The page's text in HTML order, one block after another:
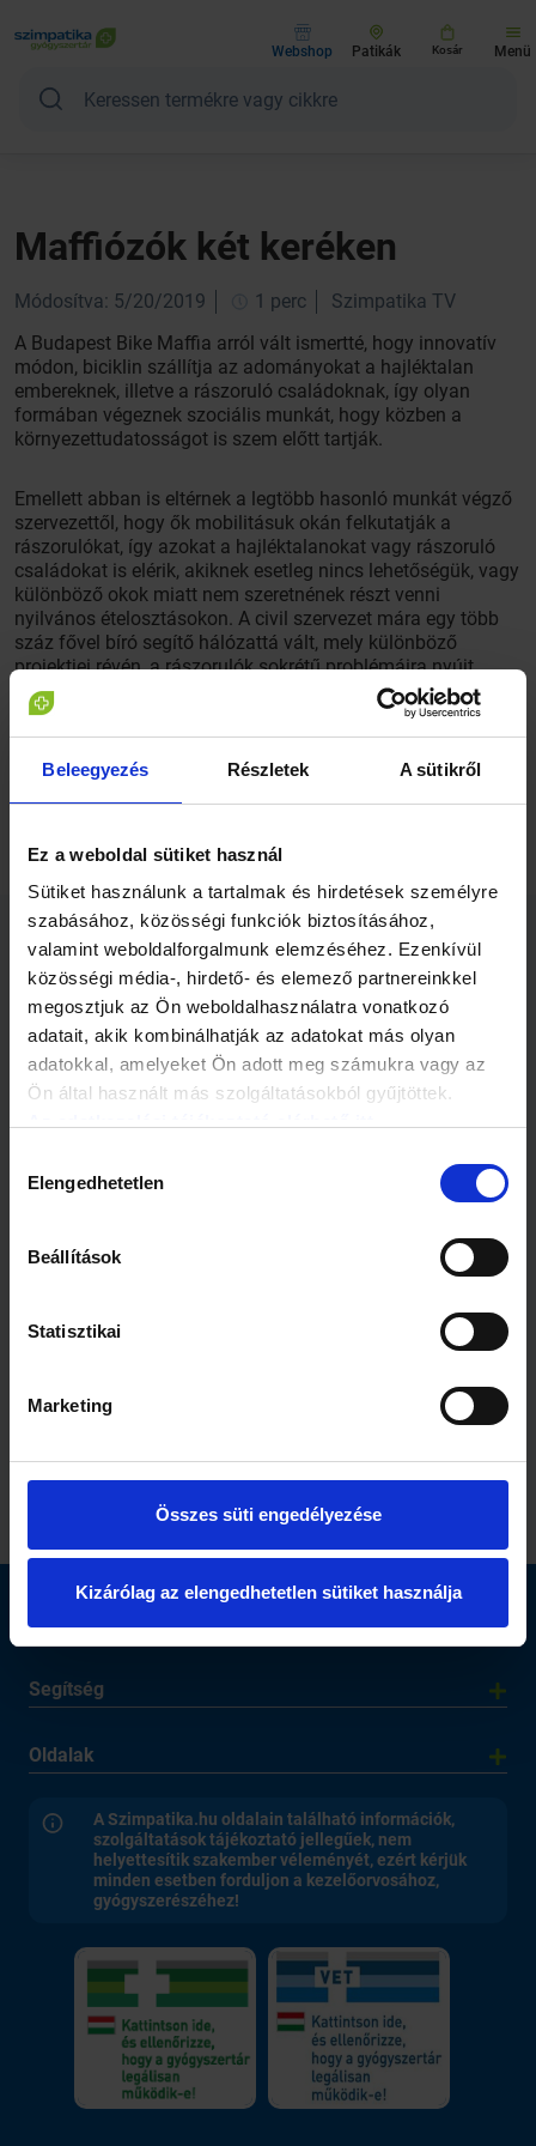
Beleegyezés Részletek A sütikről
Ez a weboldal sütiket használ
Sütiket használunk a tartalmak és hirdetések személyre
szabásához, közösségi funkciók biztosításához,
valamint weboldalforgalmunk elemzéséhez. Ezenkívül
közösségi média-, hirdető- és elemező partnereinkkel
megosztjuk az Ön weboldalhasználatra vonatkozó
adatait, akik kombinálhatják az adatokat más olyan
adatokkal, amelyeket Ön adott meg számukra vagy az
Ön által használt más szolgáltatásokból gyűjtöttek.
kiválasztása
Elengedhetetlen
Beállítások
Statisztikai
Marketing
Összes süti engedélyezése
Kizárólag az elengedhetetlen sütiket használja
Webshop Patikák Kosár Menü
Maffiózók két keréken
Módosítva: 5/20/2019 1 perc
Szimpatika TV
A Budapest Bike Maffia arról vált ismertté, hogy innovatív
módon, biciklin szállítja az adományokat a hajléktalan
embereknek, illetve a rászoruló családoknak, így olyan
formában végeznek szociális munkát, hogy közben a
környezettudatosságot is szem előtt tartják.
Emellett abban is eltérnek a legtöbb hasonló munkát végző
szervezettől, hogy ők mobilitásuk okán felkutatják a
rászorulókat, így azokat a hajléktalanokat vagy rászoruló
családokat is elérik, akiknek esetleg nincs lehetőségük, vagy
különböző okok miatt nem szeretnének részt venni
nyilvános ételosztásokon. A civil szervezet mára egy több
száz fővel bíró segítő hálózattá vált, mely különböző
projektjei révén, a rászorulók sokrétű problémáira nyújt
segítséget. A kezdetekről és a jövőbeli tervekről Havasi
Zoltán a Budapest Bike Maffia alapítója mesélt.
{0Cnq_AbyZ9s}
Kapcsolódó cikkek
1 perc
Titokzatos anyagok a
Mi tesz igazán
széppé egy nőt?
Megmozdult a
Várhegy
Elérhetőség
Segítség
Oldalak
A Szimpatika.hu oldalain található információk,
szolgáltatások tájékoztató jellegűek, nem
helyettesítik szakember véleményét, ezért kérjük
minden esetben forduljon a kezelőorvosához,
gyógyszerészéhez!